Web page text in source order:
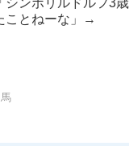
「シンボリルドルフ3
ことねーな」→